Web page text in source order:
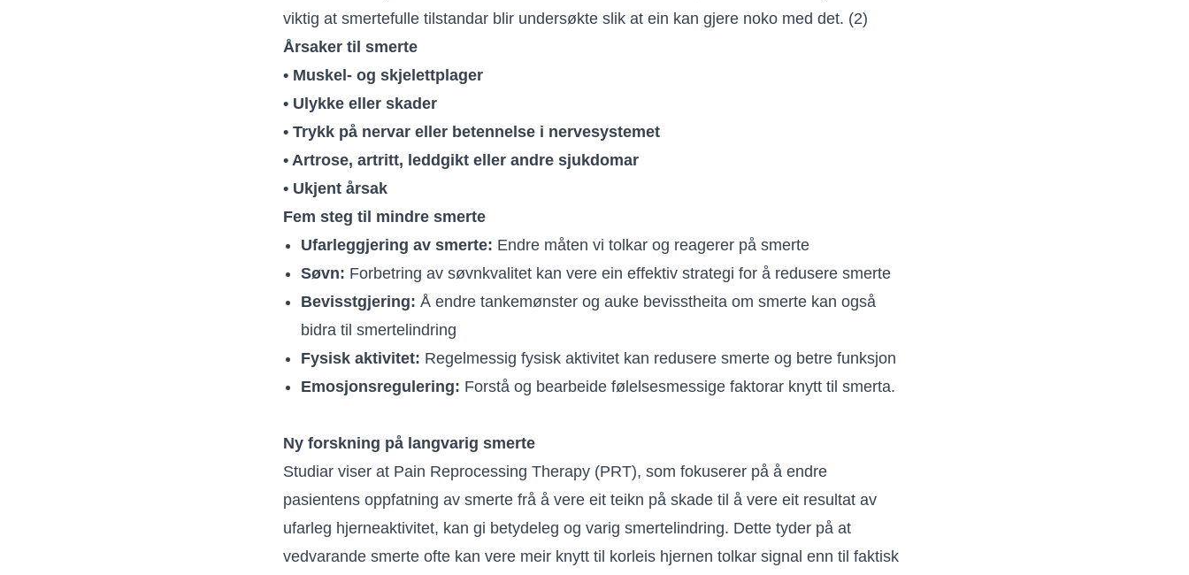
viktig at smertefulle tilstandar blir undersøkte slik at ein kan gjere noko med det. (2)
Årsaker til smerte
• Muskel- og skjelettplager
• Ulykke eller skader
• Trykk på nervar eller betennelse i nervesystemet
• Artrose, artritt, leddgikt eller andre sjukdomar
• Ukjent årsak
Fem steg til mindre smerte
Ufarleggjering av smerte: Endre måten vi tolkar og reagerer på smerte
Søvn: Forbetring av søvnkvalitet kan vere ein effektiv strategi for å redusere smerte
Bevisstgjering: Å endre tankemønster og auke bevisstheita om smerte kan også
bidra til smertelindring
Fysisk aktivitet: Regelmessig fysisk aktivitet kan redusere smerte og betre funksjon
Emosjonsregulering: Forstå og bearbeide følelsesmessige faktorar knytt til smerta.
Ny forskning på langvarig smerte
Studiar viser at Pain Reprocessing Therapy (PRT), som fokuserer på å endre
pasientens oppfatning av smerte frå å vere eit teikn på skade til å vere eit resultat av
ufarleg hjerneaktivitet, kan gi betydeleg og varig smertelindring. Dette tyder på at
vedvarande smerte ofte kan vere meir knytt til korleis hjernen tolkar signal enn til faktisk